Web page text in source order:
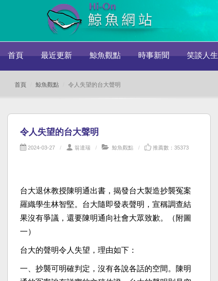
首頁 最近更新 鯨魚觀點 時事新聞 笑談人生
首頁 鯨魚觀點 令人失望的台大聲明
令人失望的台大聲明
2024-03-27 翁達瑞 鯨魚觀點 推薦數：35373
台大退休教授陳明通出書，揭發台大製造抄襲冤案
羅織學生林智堅。台大隨即發表聲明，宣稱調查結
果沒有爭議，還要陳明通向社會大眾致歉。（附圖
一）
台大的聲明令人失望，理由如下：
一、抄襲可明確判定，沒有各說各話的空間。陳明